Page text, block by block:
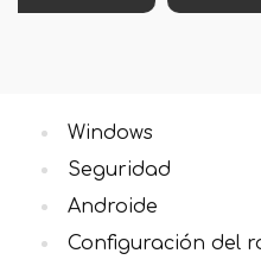
Windows
Seguridad
Androide
Configuración del